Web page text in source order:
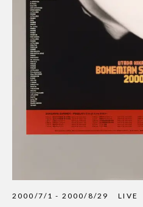
2000/7/1 - 2000/8/29 LIVE